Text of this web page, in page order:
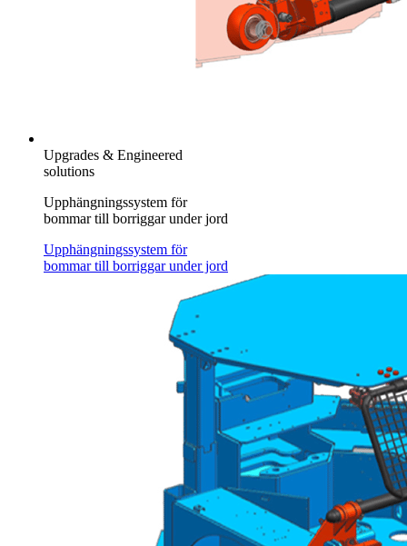
Upgrades & Engineered
solutions
Upphängningssystem för
bommar till borriggar under jord
Upphängningssystem för
bommar till borriggar under jord